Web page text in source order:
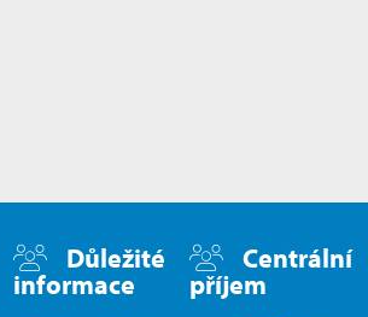
Důležité
informace
Centrální
příjem